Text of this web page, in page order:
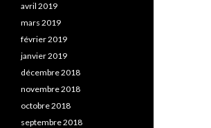
avril 2019
mars 2019
février 2019
janvier 2019
décembre 2018
novembre 2018
octobre 2018
septembre 2018